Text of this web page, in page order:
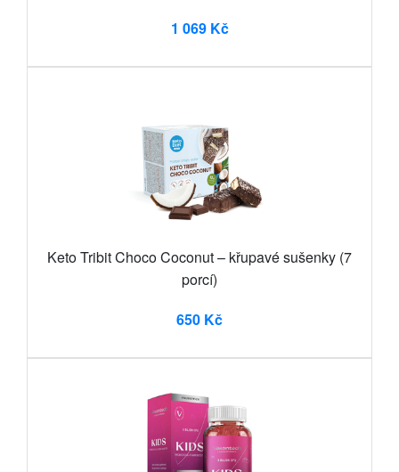
1 069 Kč
Keto Tribit Choco Coconut – křupavé sušenky (7
porcí)
650 Kč